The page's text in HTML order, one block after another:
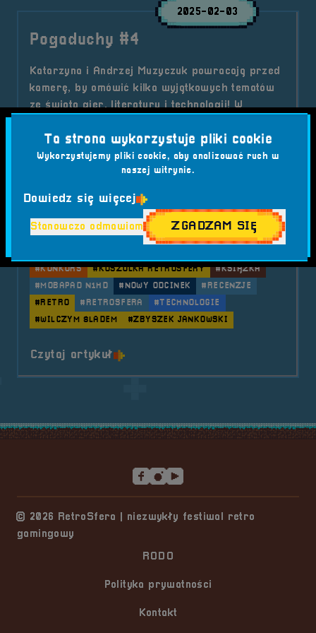
2025-02-03
Pogaduchy #4
Katarzyna i Andrzej Muzyczuk powracają przed
kamerę, by omówić kilka wyjątkowych tematów
ze świata gier, literatury i technologii! W
wiedzy, ciekawostek i emocji, a także kilka
ekscytujących zapowiedzi.
Tagi: #ANDRZEJ MUZYCZUK
#DARK PROJECT ONIONITE WIRED
#FINAL SYMPHONY II
#GAMING
#KONKURS
#KOSZULKA RETROSFERY
#KSIĄŻKA
#MOBAPAD N1HD
#NOWY ODCINEK
#RECENZJE
#RETRO
#RETROSFERA
#TECHNOLOGIE
#WILCZYM ŚLADEM
#ZBYSZEK JANKOWSKI
Czytaj artykuło tytule Pogaduchy #4
© 2026 RetroSfera | niezwykły festiwal retro
gamingowy
RODO
Polityka prywatności
Kontakt
Ta strona wykorzystuje pliki cookie
Wykorzystujemy pliki cookie, aby analizować ruch w
naszej witrynie.
Dowiedz się więcej
Stanowczo odmawiam ZGADZAM SIĘ